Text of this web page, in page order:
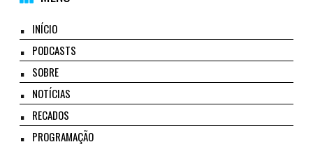
INÍCIO
PODCASTS
SOBRE
NOTÍCIAS
RECADOS
PROGRAMAÇÃO